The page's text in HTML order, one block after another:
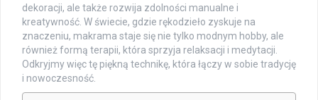
dekoracji, ale także rozwija zdolności manualne i
kreatywność. W świecie, gdzie rękodzieło zyskuje na
znaczeniu, makrama staje się nie tylko modnym hobby, ale
również formą terapii, która sprzyja relaksacji i medytacji.
Odkryjmy więc tę piękną technikę, która łączy w sobie tradycję
i nowoczesność.